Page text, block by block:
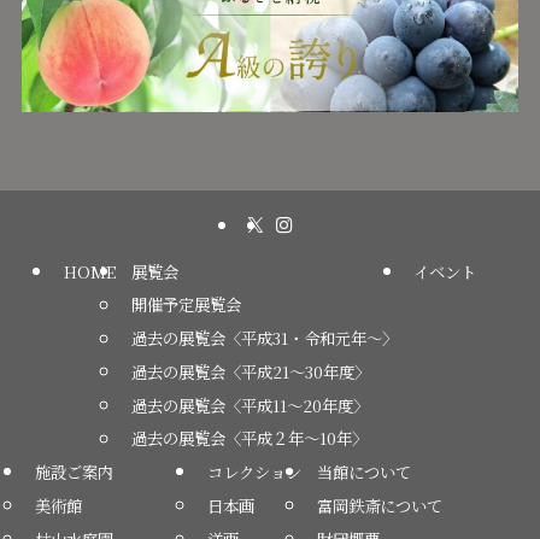
HOME
展覧会
開催予定展覧会
過去の展覧会〈平成31・令和元年～〉
過去の展覧会〈平成21～30年度〉
過去の展覧会〈平成11～20年度〉
過去の展覧会〈平成２年～10年〉
イベント
施設ご案内
美術館
コレクション
日本画
当館について
富岡鉄斎について